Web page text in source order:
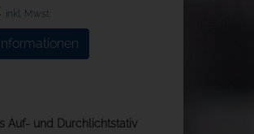
inkl. Mwst.
Auf- und Durchlichtstativ